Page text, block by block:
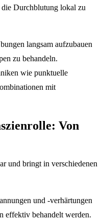
Durchblutung lokal zu
langsam aufzubauen
zu behandeln.
wie punktuelle
mit
Von
und bringt in verschiedenen
und -verhärtungen
effektiv behandelt werden.